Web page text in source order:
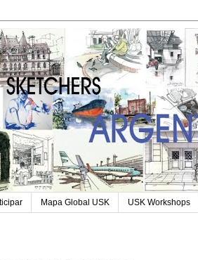
Mapa Global USK USK Workshops